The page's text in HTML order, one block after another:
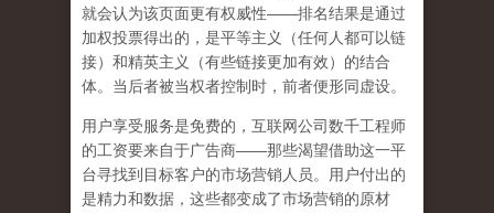
就会认为该页面更有权威性——排名结果是通过
加权投票得出的，是平等主义（任何人都可以链
接）和精英主义（有些链接更加有效）的结合
体。 当后者被当权者控制时，前者便形同虚设。
用户享受服务是免费的，互联网公司数千工程师
的工资要来自于广告商——那些渴望借助这一平
台寻找到目标客户的市场营销人员。用户付出的
是精力和数据，这些都变成了市场营销的原材